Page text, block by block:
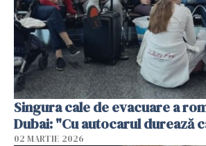
Singura cale de evacuare a
Dubai: "Cu autocarul durează
02 MARTIE 2026